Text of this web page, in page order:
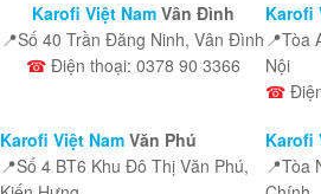
Karofi Việt NamVân Đình
📍Số 40 Trần Đăng Ninh, Vân Đình
☎ Điện thoại: 0378 90 3366
Karofi
📍Tòa
Nội
☎
Karofi Việt Nam Văn Phú
📍Số 4 BT6 Khu Đô Thị Văn Phú,
Karofi
📍Tòa